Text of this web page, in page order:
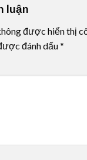
luận
được hiển thị
đánh dấu*